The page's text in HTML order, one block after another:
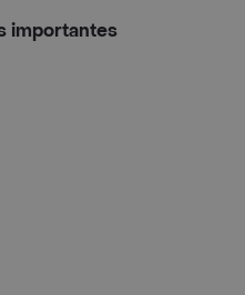
importantes